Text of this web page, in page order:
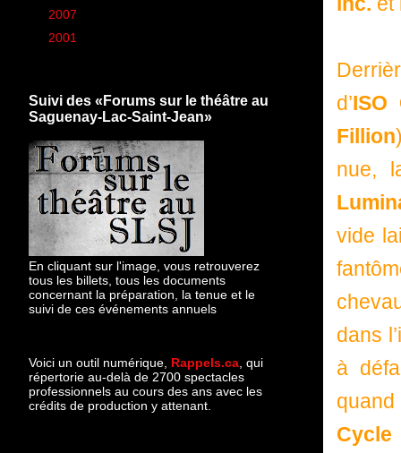
d’ ISO
Fillion
nue,
vide
dans
à
Cycle
2007
2001
Suivi des «Forums sur le théâtre au
Saguenay-Lac-Saint-Jean»
En cliquant sur l'image, vous retrouverez
tous les billets, tous les documents
concernant la préparation, la tenue et le
suivi de ces événements annuels
Voici un outil numérique, Rappels.ca , qui
répertorie au-delà de 2700 spectacles
professionnels au cours des ans avec les
crédits de production y attenant.